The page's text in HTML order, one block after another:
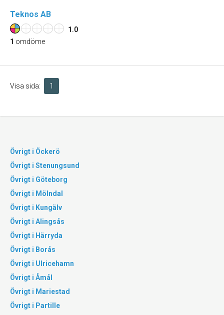
Teknos AB
1.0
1 omdöme
Visa sida: 1
Övrigt i Öckerö
Övrigt i Stenungsund
Övrigt i Göteborg
Övrigt i Mölndal
Övrigt i Kungälv
Övrigt i Alingsås
Övrigt i Härryda
Övrigt i Borås
Övrigt i Ulricehamn
Övrigt i Åmål
Övrigt i Mariestad
Övrigt i Partille